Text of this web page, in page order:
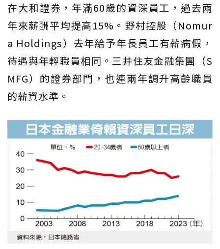
在大和證券，年滿60歲的資深員工，過去兩
年來薪酬平均提高15%。野村控股（Nomur
a Holdings）去年給予年長員工有薪病假，
待遇與年輕職員相同。三井住友金融集團（S
MFG）的證券部門，也連兩年調升高齡職員
的薪資水準。